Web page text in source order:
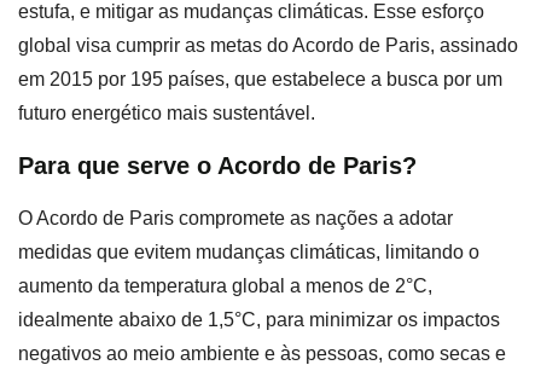
estufa, e mitigar as mudanças climáticas. Esse esforço
global visa cumprir as metas do Acordo de Paris, assinado
em 2015 por 195 países, que estabelece a busca por um
futuro energético mais sustentável.
Para que serve o Acordo de Paris?
O Acordo de Paris compromete as nações a adotar
medidas que evitem mudanças climáticas, limitando o
aumento da temperatura global a menos de 2°C,
idealmente abaixo de 1,5°C, para minimizar os impactos
negativos ao meio ambiente e às pessoas, como secas e